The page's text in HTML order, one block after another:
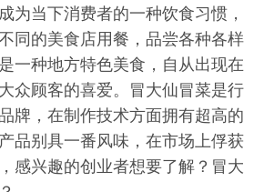
为当下消费者的一种饮食习惯，
同的美食店用餐，品尝各种各样
一种地方特色美食，自从出现在
众顾客的喜爱。冒大仙冒菜是行
牌，在制作技术方面拥有超高的
品别具一番风味，在市场上俘获
感兴趣的创业者想要了解？冒大